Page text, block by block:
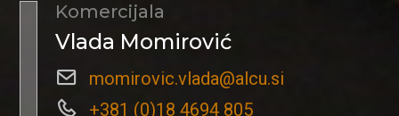
Komercijala
Vlada Momirović
momirovic.vlada@alcu.si
+381 (0)18 4694 805